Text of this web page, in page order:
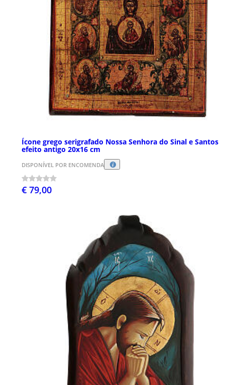
Ícone grego serigrafado Nossa Senhora do Sinal e Santos
efeito antigo 20x16 cm
DISPONÍVEL POR ENCOMENDA
€ 79,00